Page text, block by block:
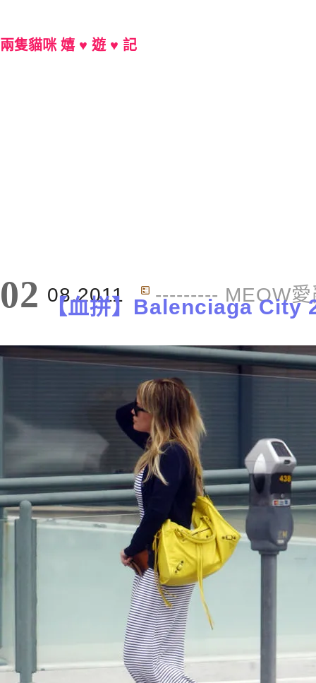
兩隻貓咪 嬉 ♥ 遊 ♥ 記
02 08.2011 --------- MEOW
【血拼】Balenciaga City